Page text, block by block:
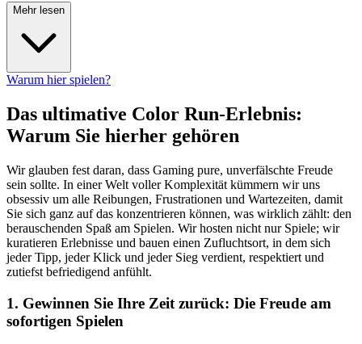
Mehr lesen
Warum hier spielen?
Das ultimative Color Run-Erlebnis:
Warum Sie hierher gehören
Wir glauben fest daran, dass Gaming pure, unverfälschte Freude
sein sollte. In einer Welt voller Komplexität kümmern wir uns
obsessiv um alle Reibungen, Frustrationen und Wartezeiten, damit
Sie sich ganz auf das konzentrieren können, was wirklich zählt: den
berauschenden Spaß am Spielen. Wir hosten nicht nur Spiele; wir
kuratieren Erlebnisse und bauen einen Zufluchtsort, in dem sich
jeder Tipp, jeder Klick und jeder Sieg verdient, respektiert und
zutiefst befriedigend anfühlt.
1. Gewinnen Sie Ihre Zeit zurück: Die Freude am
sofortigen Spielen